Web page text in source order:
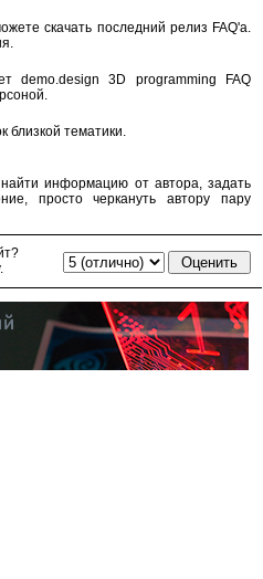
скачать последний релиз FAQ'а.
demo.design 3D programming FAQ
близкой тематики.
информацию от автора, задать
просто черкануть автору пару